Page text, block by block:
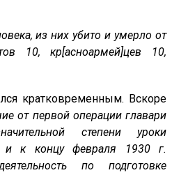
из них убито и умерло от
10, кр[асноармей]цев 10,
кратковременным. Вскоре
от первой операции главари
степени уроки
и к концу февраля 1930 г.
по подготовке